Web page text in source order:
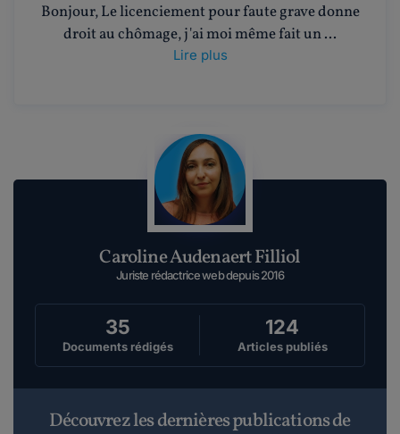
Bonjour, Le licenciement pour faute grave donne
droit au chômage, j'ai moi même fait un ...
Lire plus
Caroline Audenaert Filliol
Juriste rédactrice web depuis 2016
35
Documents rédigés
124
Articles publiés
Découvrez les dernières publications de